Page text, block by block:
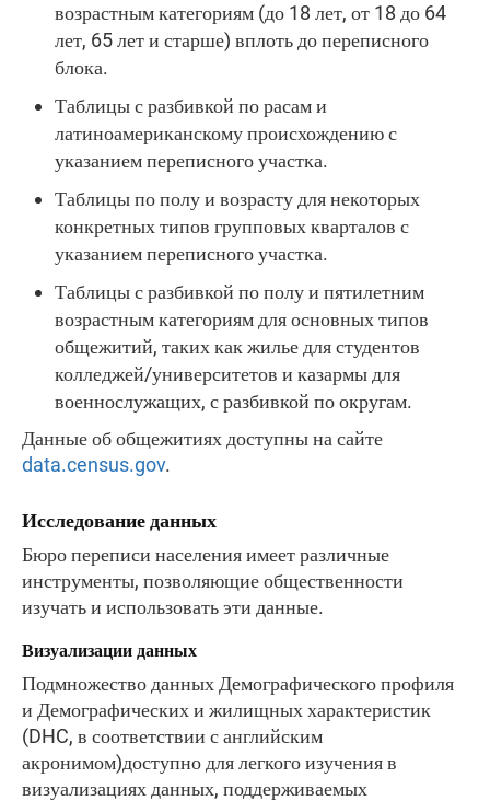
возрастным категориям (до 18 лет, от 18 до 64
лет, 65 лет и старше) вплоть до переписного
блока.
Таблицы с разбивкой по расам и
латиноамериканскому происхождению с
указанием переписного участка.
Таблицы по полу и возрасту для некоторых
конкретных типов групповых кварталов с
указанием переписного участка.
Таблицы с разбивкой по полу и пятилетним
возрастным категориям для основных типов
общежитий, таких как жилье для студентов
колледжей/университетов и казармы для
военнослужащих, с разбивкой по округам.
Данные об общежитиях доступны на сайте
data.census.gov.
Исследование данных
Бюро переписи населения имеет различные
инструменты, позволяющие общественности
изучать и использовать эти данные.
Визуализации данных
Подмножество данных Демографического профиля
и Демографических и жилищных характеристик
(DHC, в соответствии с английским
акронимом)доступно для легкого изучения в
визуализациях данных, поддерживаемых